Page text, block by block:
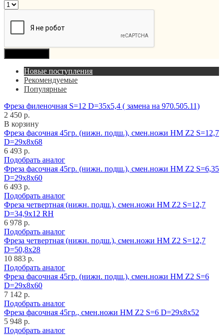
Новые поступления
Рекомендуемые
Популярные
Фреза филеночная S=12 D=35x5,4 ( замена на 970.505.11)
2 450 р.
В корзину
Фреза фасочная 45гр. (нижн. подш.), смен.ножи HM Z2 S=12,7
D=29x8x68
6 493 р.
Подобрать аналог
Фреза фасочная 45гр. (нижн. подш.), смен.ножи HM Z2 S=6,35
D=29x8x60
6 493 р.
Подобрать аналог
Фреза четвертная (нижн. подш.), смен.ножи HM Z2 S=12,7
D=34,9x12 RH
6 978 р.
Подобрать аналог
Фреза четвертная (нижн. подш.), смен.ножи HM Z2 S=12,7
D=50,8x28
10 883 р.
Подобрать аналог
Фреза фасочная 45гр. (нижн. подш.), смен.ножи HM Z2 S=6
D=29x8x60
7 142 р.
Подобрать аналог
Фреза фасочная 45гр., смен.ножи HM Z2 S=6 D=29x8x52
5 948 р.
Подобрать аналог